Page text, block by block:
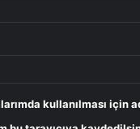
kullanılması için